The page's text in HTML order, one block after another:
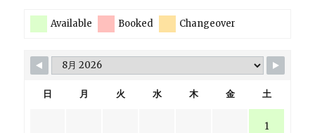
Available Booked Changeover
日 月 火 水 木 金 土
1